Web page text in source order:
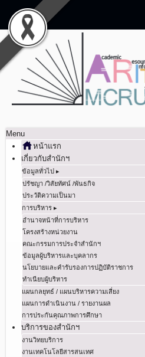
Menu
หน้าแรก
เกี่ยวกับสำนักฯ
ข้อมูลทั่วไป ▸
ปรัชญา /วิสัยทัศน์ /พันธกิจ
ประวัติความเป็นมา
การบริหาร ▸
อำนาจหน้าที่การบริหาร
โครงสร้างหน่วยงาน
คณะกรรมการประจำสำนักฯ
ข้อมูลผู้บริหารและบุคลากร
นโยบายและคำรับรองการปฏิบัติราชการ
ทำเนียบผู้บริหาร
แผนกลยุทธ์ / แผนบริหารความเสี่ยง
แผนการดำเนินงาน / รายงานผล
การประกันคุณภาพการศึกษา
บริการของสำนักฯ
งานวิทยบริการ
งานเทคโนโลยีสารสนเทศ